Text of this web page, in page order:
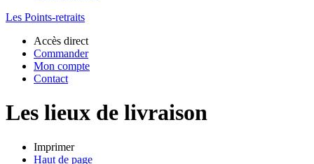
Les Points-retraits
Accès direct
Commander
Mon compte
Contact
Les lieux de livraison
Imprimer
Haut de page